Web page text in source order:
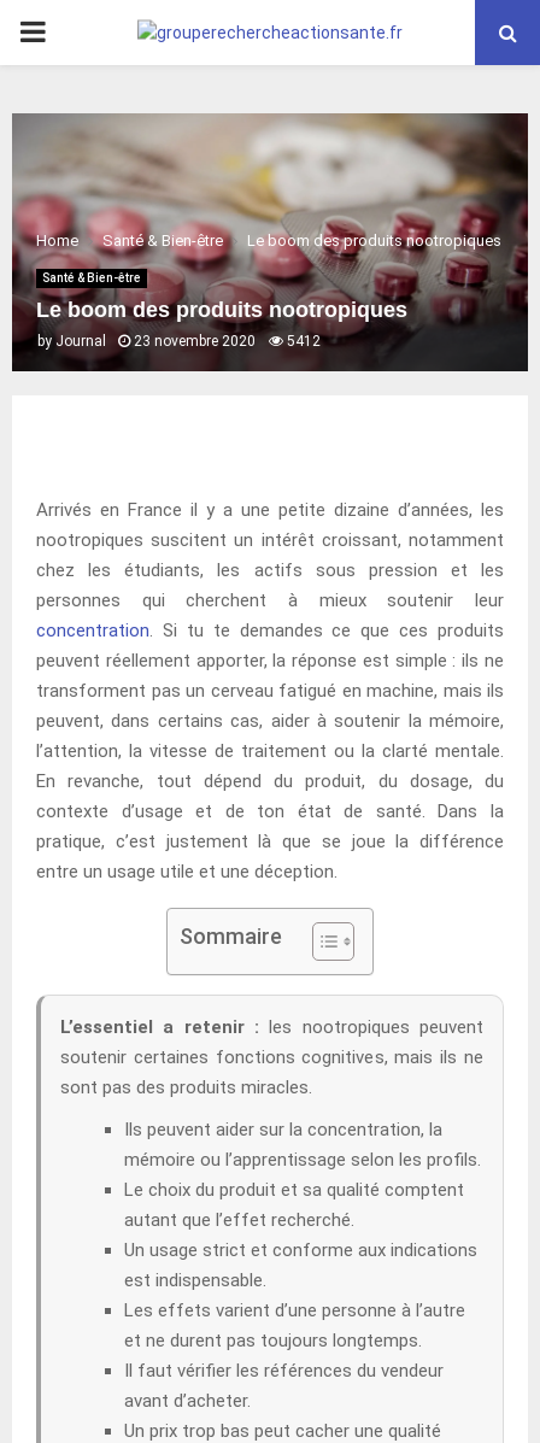
PRIMARY
Home Santé & Bien-être Le boom des produits nootropiques
Santé & Bien-être
Le boom des produits nootropiques
by Journal 23 novembre 2020 5412
Arrivés en France il y a une petite dizaine d’années, les
nootropiques suscitent un intérêt croissant, notamment
chez les étudiants, les actifs sous pression et les
personnes qui cherchent à mieux soutenir leur
concentration . Si tu te demandes ce que ces produits
peuvent réellement apporter, la réponse est simple : ils ne
transforment pas un cerveau fatigué en machine, mais ils
peuvent, dans certains cas, aider à soutenir la mémoire,
l’attention, la vitesse de traitement ou la clarté mentale.
En revanche, tout dépend du produit, du dosage, du
contexte d’usage et de ton état de santé. Dans la
pratique, c’est justement là que se joue la différence
entre un usage utile et une déception.
Sommaire
L’essentiel a retenir : les nootropiques peuvent
soutenir certaines fonctions cognitives, mais ils ne
sont pas des produits miracles.
Ils peuvent aider sur la concentration, la
mémoire ou l’apprentissage selon les profils.
Le choix du produit et sa qualité comptent
autant que l’effet recherché.
Un usage strict et conforme aux indications
est indispensable.
Les effets varient d’une personne à l’autre
et ne durent pas toujours longtemps.
Il faut vérifier les références du vendeur
avant d’acheter.
Un prix trop bas peut cacher une qualité